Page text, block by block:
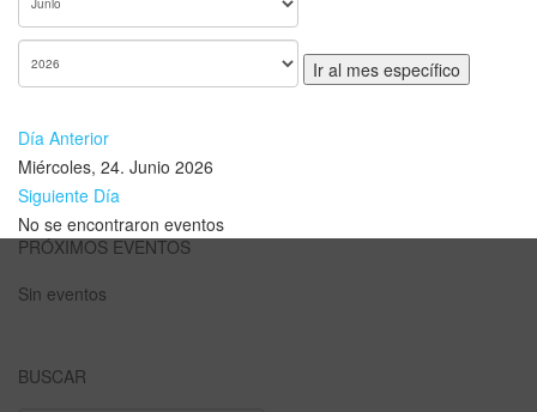
Ir al mes específico
Día Anterior
Miércoles, 24. Junio 2026
Siguiente Día
No se encontraron eventos
PRÓXIMOS EVENTOS
Sin eventos
BUSCAR